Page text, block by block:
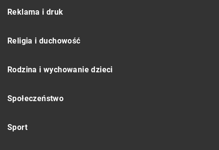
Reklama i druk
Religia i duchowość
Rodzina i wychowanie dzieci
Społeczeństwo
Sport